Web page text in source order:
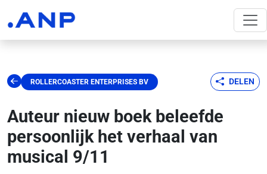
ROLLERCOASTER ENTERPRISES BV DELEN
Auteur nieuw boek beleefde
persoonlijk het verhaal van
musical 9/11